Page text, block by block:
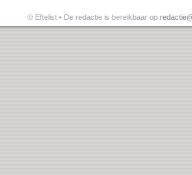
© Eftelist • De redactie is bereikbaar op